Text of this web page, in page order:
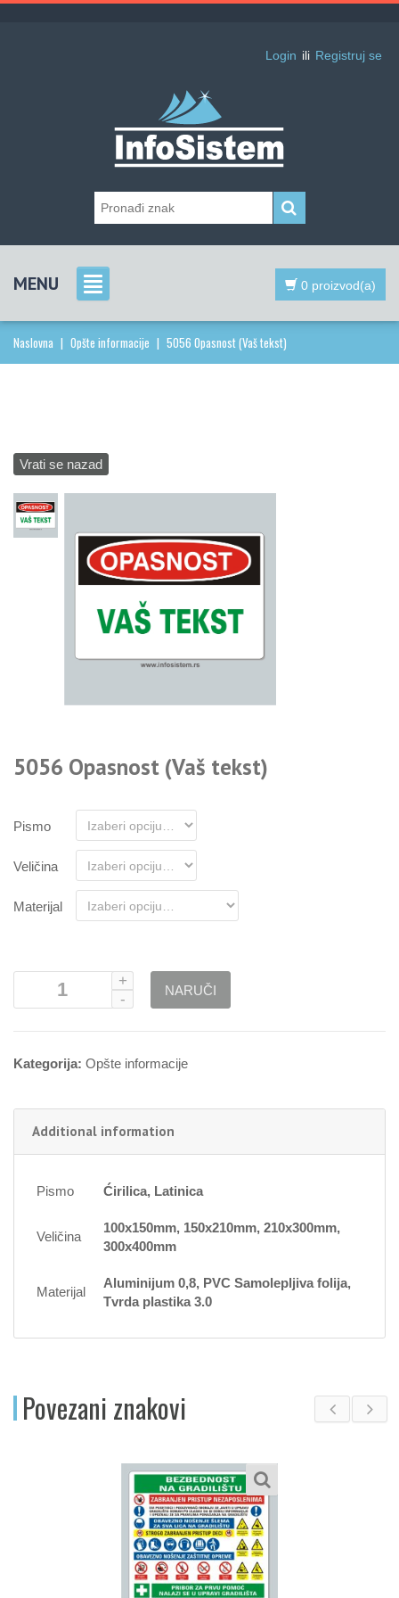
Login ili Registruj se
MENU 0 proizvod(a)
Naslovna | Opšte informacije | 5056 Opasnost (Vaš tekst)
Vrati se nazad
5056 Opasnost (Vaš tekst)
Pismo
Veličina
Materijal
Opasnost
NARUČI
Kategorija: Opšte informacije
Additional information
Pismo Ćirilica, Latinica
Veličina
100x150mm, 150x210mm, 210x300mm,
300x400mm
Materijal
Aluminijum 0,8, PVC Samolepljiva folija,
Tvrda plastika 3.0
Povezani znakovi